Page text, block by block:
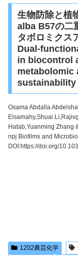
生物防除と植
alba B57の二
タボロミクス
Dual-
in biocontrol
metabolomic
sustainability
Osama Abdalla
Elsamahy,Shuai
Hatab,Yuanming Zhang
npj Biofilms and
DOI:https://doi.org/
1202農芸化学